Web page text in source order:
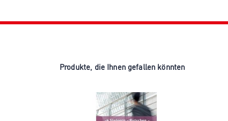
Produkte, die Ihnen gefallen könnten